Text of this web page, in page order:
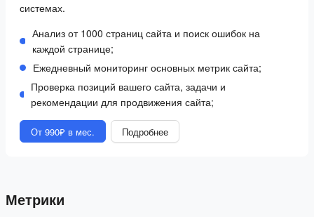
системах.
Анализ от 1000 страниц сайта и поиск ошибок на
каждой странице;
Ежедневный мониторинг основных метрик сайта;
Проверка позиций вашего сайта, задачи и
рекомендации для продвижения сайта;
От 990₽ в мес. Подробнее
Метрики